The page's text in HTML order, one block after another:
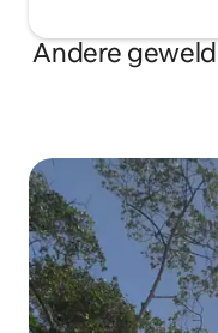
Andere